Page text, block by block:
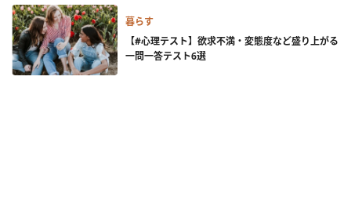
暮らす
【#心理テスト】欲求不満・変態度など盛り上がる
一問一答テスト6選